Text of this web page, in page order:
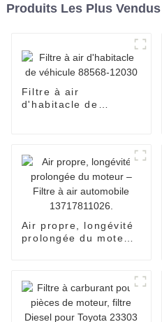
Produits Les Plus Vendus
Filtre à air
d'habitacle de
Air propre, longévité
prolongée du moteur